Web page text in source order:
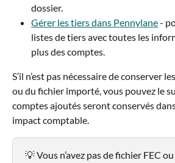
dossier.
Gérer les tiers dans Pennylane -
listes de tiers avec toutes les
plus des comptes.
S’il n’est pas nécessaire de conserver
ou du fichier importé, vous pouvez le
comptes ajoutés seront conservés
impact comptable.
💡 Vous n’avez pas de fichier FEC